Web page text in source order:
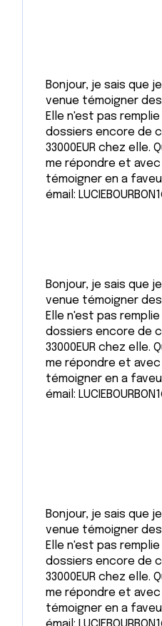
Bonjour, je sais que
venue témoigner
Elle n'est pas
dossiers encore de
33000EUR chez elle.
me répondre et
témoigner en a
émail:
Bonjour, je sais que
venue témoigner
Elle n'est pas
dossiers encore de
33000EUR chez elle.
me répondre et
témoigner en a
émail:
Bonjour, je sais que
venue témoigner
Elle n'est pas
dossiers encore de
33000EUR chez elle.
me répondre et
témoigner en a